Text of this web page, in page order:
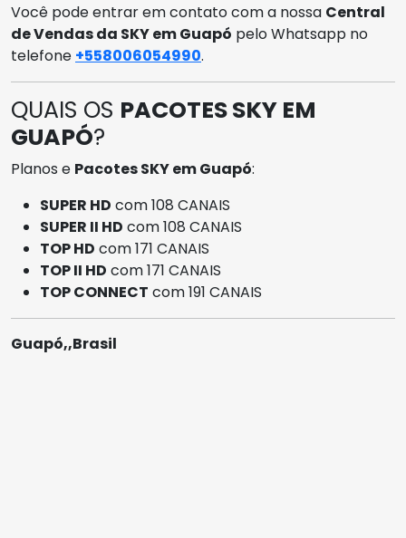
Você pode entrar em contato com a nossa Central
de Vendas da SKY em Guapó pelo Whatsapp no
telefone +558006054990.
QUAIS OS PACOTES SKY EM
GUAPÓ?
Planos e Pacotes SKY em Guapó:
SUPER HD com 108 CANAIS
SUPER II HD com 108 CANAIS
TOP HD com 171 CANAIS
TOP II HD com 171 CANAIS
TOP CONNECT com 191 CANAIS
Guapó,,Brasil